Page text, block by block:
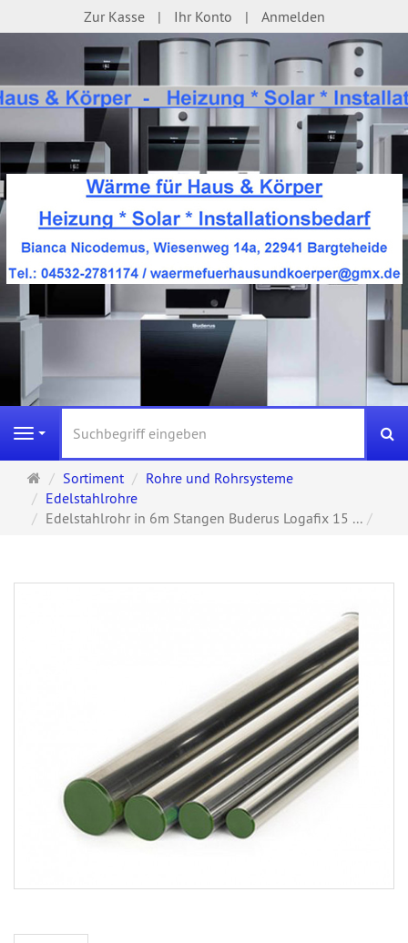
Zur Kasse Ihr Konto Anmelden
Navigation
Startseite
Sortiment
Rohre und Rohrsysteme
Edelstahlrohre
Edelstahlrohr in 6m Stangen Buderus Logafix 15 ...